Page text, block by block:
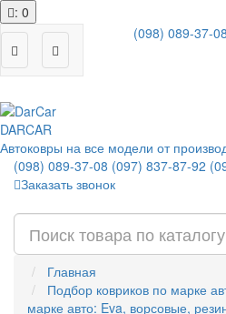
: 0
(098) 089-37-08
DARCAR
Автоковры на все модели от
(098) 089-37-08 (097) 837-87-92
Заказать звонок
Главная
Подбор ковриков по марке
марке авто: Eva, ворсовые,